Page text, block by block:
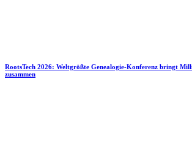
RootsTech 2026: Weltgrößte Genealogie-Konferenz bringt
zusammen